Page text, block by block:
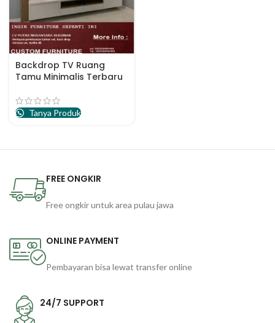
Backdrop TV Ruang
Tamu Minimalis Terbaru
Tanya Produk
FREE ONGKIR
Free ongkir untuk area pulau jawa
ONLINE PAYMENT
Pembayaran bisa lewat transfer online
24/7 SUPPORT